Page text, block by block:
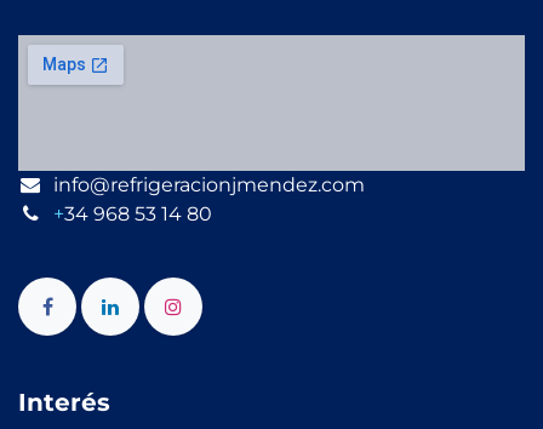
info@refrigeracionjmendez.com
+34 968 53 14 80
Interés